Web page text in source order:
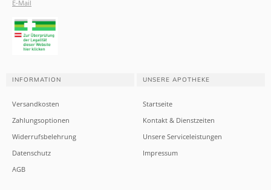
E-Mail
INFORMATION
Versandkosten
Zahlungsoptionen
Widerrufsbelehrung
Datenschutz
AGB
UNSERE APOTHEKE
Startseite
Kontakt & Dienstzeiten
Unsere Serviceleistungen
Impressum